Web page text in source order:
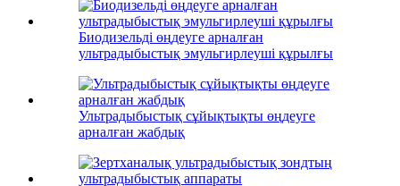
Биодизельді өңдеуге арналған
ультрадыбыстық эмульгирлеуші ​​құрылғы
Ультрадыбыстық сұйықтықты өңдеуге
арналған жабдық